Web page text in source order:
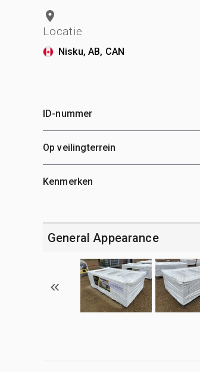
Locatie
Nisku, AB, CAN
ID-nummer
Op veilingterrein
Kenmerken
General Appearance